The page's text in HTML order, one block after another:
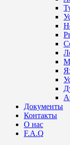
Документы
Контакты
О нас
F.A.Q